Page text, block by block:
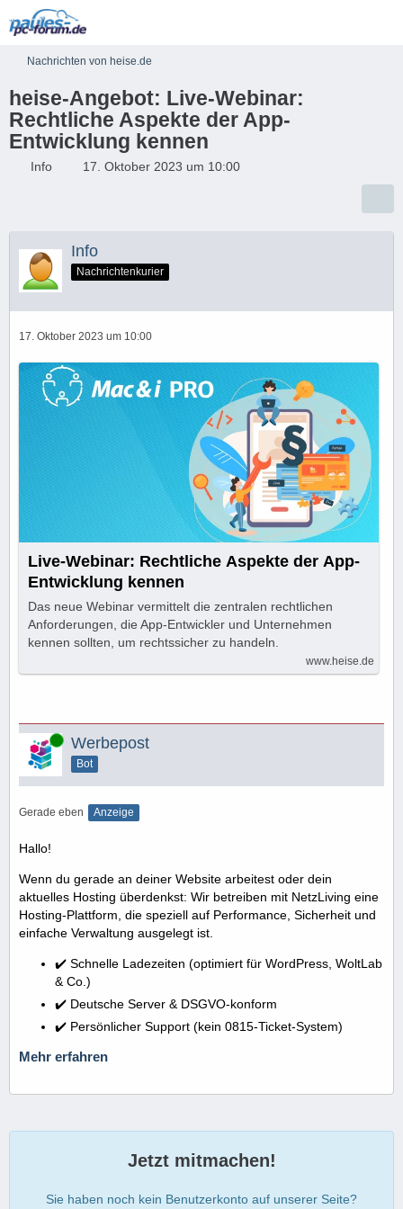
Nachrichten von heise.de
heise-Angebot: Live-Webinar:
Rechtliche Aspekte der App-
Entwicklung kennen
Info 17. Oktober 2023 um 10:00
Info
Nachrichtenkurier
17. Oktober 2023 um 10:00
Live-Webinar: Rechtliche Aspekte der App-
Entwicklung kennen
Das neue Webinar vermittelt die zentralen rechtlichen
Anforderungen, die App-Entwickler und Unternehmen
kennen sollten, um rechtssicher zu handeln.
www.heise.de
Online Werbepost
Bot
Gerade eben Anzeige
Hallo!
Wenn du gerade an deiner Website arbeitest oder dein
aktuelles Hosting überdenkst: Wir betreiben mit NetzLiving eine
Hosting-Plattform, die speziell auf Performance, Sicherheit und
einfache Verwaltung ausgelegt ist.
✔️ Schnelle Ladezeiten (optimiert für WordPress, WoltLab
& Co.)
✔️ Deutsche Server & DSGVO-konform
✔️ Persönlicher Support (kein 0815-Ticket-System)
Mehr erfahren
Jetzt mitmachen!
Sie haben noch kein Benutzerkonto auf unserer Seite?